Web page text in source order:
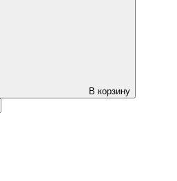
В корзину